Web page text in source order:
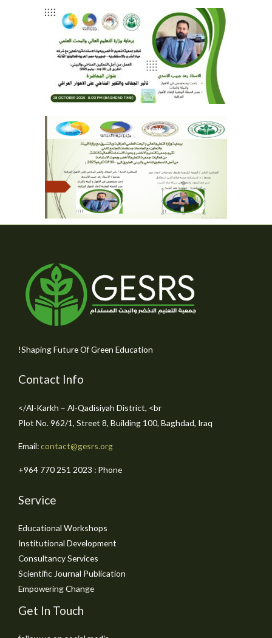
Shaping Future Of Green Education!
Contact Info
Al-Karkh – Al-Qadisiyah District, <br/>
Plot No. 962/1, Street 8, Building 100, Baghdad, Iraq
Email:contact@gesrs.org
Phone : ⁦+964 770 251 2023⁩
Service
Educational Workshops
Institutional Development
Consultancy Services
Scientific Journal Publication
Empowering Change
Get In Touch